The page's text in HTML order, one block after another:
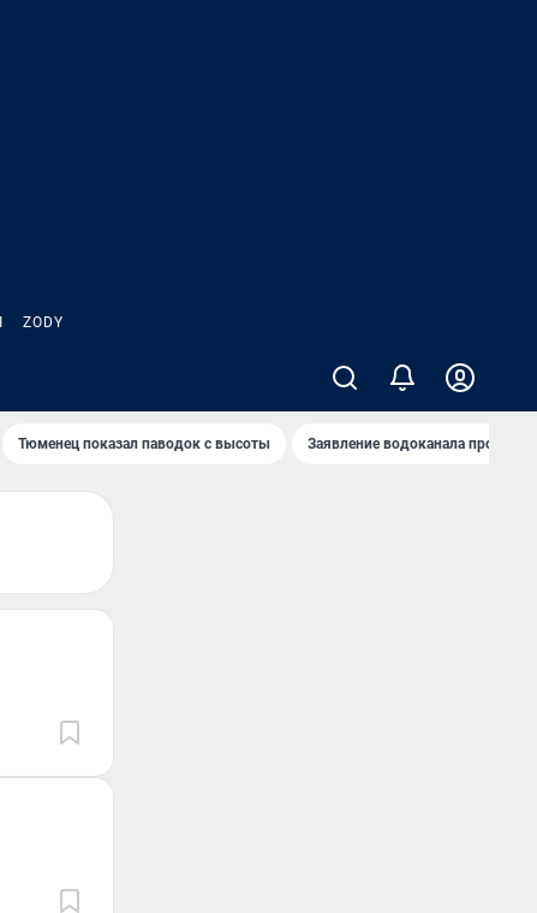
ZODY
Тюменец показал паводок с высоты Заявление водоканала про